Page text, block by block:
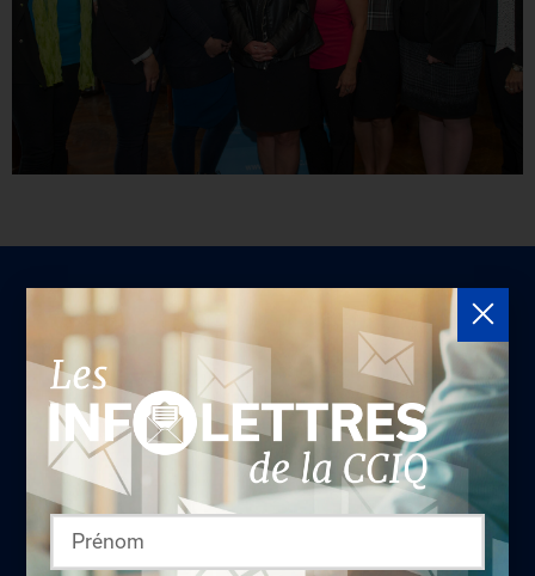
LA CHAMBRE
Offres d'emploi